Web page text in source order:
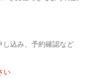
し込み、予約確認など
い